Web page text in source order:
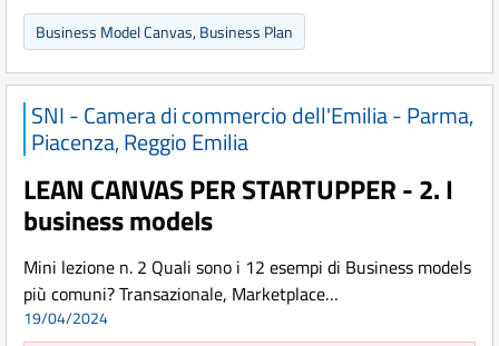
Business Model Canvas, Business Plan
SNI - Camera di commercio dell'Emilia - Parma,
Piacenza, Reggio Emilia
LEAN CANVAS PER STARTUPPER - 2. I
business models
Mini lezione n. 2 Quali sono i 12 esempi di Business models
più comuni? Transazionale, Marketplace…
19/04/2024